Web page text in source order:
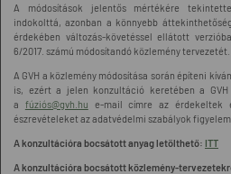
A módosítások jelentős mértékére
indokolttá, azonban a könnyebb
érdekében változás-követéssel ellátott
6/2017. számú módosítandó közlemény tervezetét.
A GVH a közlemény módosítása során építeni
is, ezért a jelen konzultáció keretében a
a fúziós@gvh.hu e-mail címre az érdekeltek
észrevételeket az adatvédelmi szabályok
A konzultációra bocsátott anyag letölthető: ITT
A konzultációra bocsátott közlemény-